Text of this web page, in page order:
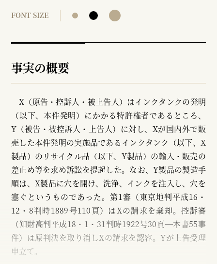
FONT SIZE
事実の概要
X（原告・控訴人・被上告人）はインクタンクの発明
（以下、本件発明）にかかる特許権者であるところ、
Y（被告・被控訴人・上告人）に対し、Xが国内外で販
売した本件発明の実施品であるインクタンク（以下、X
製品）のリサイクル品（以下、Y製品）の輸入・販売の
差止め等を求め訴訟を提起した。なお、Y製品の製造手
順は、X製品に穴を開け、洗浄、インクを注入し、穴を
塞ぐというものであった。第1審（東京地判平成16・
12・8判時1889号110頁）はXの請求を棄却。控訴審
（知財高判平成18・1・31判時1922号30頁─本書55事
件）は原判決を取り消しXの請求を認容。Yが上告受理
申立て。